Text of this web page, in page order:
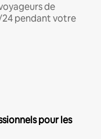
de
pendant votre
pour les